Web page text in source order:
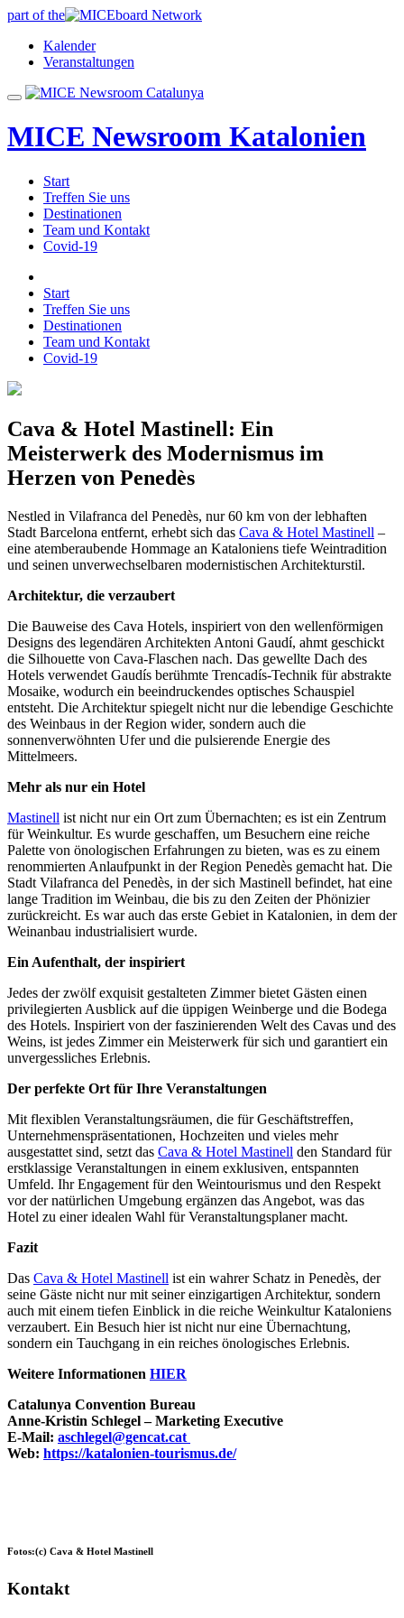
part of the
Kalender
Veranstaltungen
MICE Newsroom Katalonien
Start
Treffen Sie uns
Destinationen
Team und Kontakt
Covid-19
Start
Treffen Sie uns
Destinationen
Team und Kontakt
Covid-19
Cava & Hotel Mastinell: Ein
Meisterwerk des Modernismus im
Herzen von Penedès
Nestled in Vilafranca del Penedès, nur 60 km von der lebhaften
Stadt Barcelona entfernt, erhebt sich das Cava & Hotel Mastinell –
eine atemberaubende Hommage an Kataloniens tiefe Weintradition
und seinen unverwechselbaren modernistischen Architekturstil.
Architektur, die verzaubert
Die Bauweise des Cava Hotels, inspiriert von den wellenförmigen
Designs des legendären Architekten Antoni Gaudí, ahmt geschickt
die Silhouette von Cava-Flaschen nach. Das gewellte Dach des
Hotels verwendet Gaudís berühmte Trencadís-Technik für abstrakte
Mosaike, wodurch ein beeindruckendes optisches Schauspiel
entsteht. Die Architektur spiegelt nicht nur die lebendige Geschichte
des Weinbaus in der Region wider, sondern auch die
sonnenverwöhnten Ufer und die pulsierende Energie des
Mittelmeers.
Mehr als nur ein Hotel
Mastinell ist nicht nur ein Ort zum Übernachten; es ist ein Zentrum
für Weinkultur. Es wurde geschaffen, um Besuchern eine reiche
Palette von önologischen Erfahrungen zu bieten, was es zu einem
renommierten Anlaufpunkt in der Region Penedès gemacht hat. Die
Stadt Vilafranca del Penedès, in der sich Mastinell befindet, hat eine
lange Tradition im Weinbau, die bis zu den Zeiten der Phönizier
zurückreicht. Es war auch das erste Gebiet in Katalonien, in dem der
Weinanbau industrialisiert wurde.
Ein Aufenthalt, der inspiriert
Jedes der zwölf exquisit gestalteten Zimmer bietet Gästen einen
privilegierten Ausblick auf die üppigen Weinberge und die Bodega
des Hotels. Inspiriert von der faszinierenden Welt des Cavas und des
Weins, ist jedes Zimmer ein Meisterwerk für sich und garantiert ein
unvergessliches Erlebnis.
Der perfekte Ort für Ihre Veranstaltungen
Mit flexiblen Veranstaltungsräumen, die für Geschäftstreffen,
Unternehmenspräsentationen, Hochzeiten und vieles mehr
ausgestattet sind, setzt das Cava & Hotel Mastinell den Standard für
erstklassige Veranstaltungen in einem exklusiven, entspannten
Umfeld. Ihr Engagement für den Weintourismus und den Respekt
vor der natürlichen Umgebung ergänzen das Angebot, was das
Hotel zu einer idealen Wahl für Veranstaltungsplaner macht.
Fazit
Das Cava & Hotel Mastinell ist ein wahrer Schatz in Penedès, der
seine Gäste nicht nur mit seiner einzigartigen Architektur, sondern
auch mit einem tiefen Einblick in die reiche Weinkultur Kataloniens
verzaubert. Ein Besuch hier ist nicht nur eine Übernachtung,
sondern ein Tauchgang in ein reiches önologisches Erlebnis.
Weitere Informationen HIER
Catalunya Convention Bureau
Anne-Kristin Schlegel – Marketing Executive
E-Mail: aschlegel@gencat.cat
Web: https://katalonien-tourismus.de/
Fotos:(c) Cava & Hotel Mastinell
Kontakt